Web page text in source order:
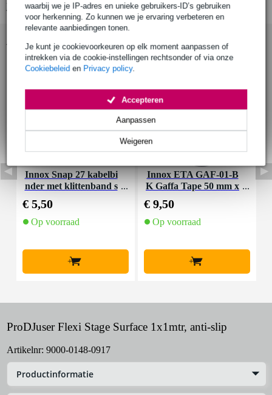
waarbij we je IP-adres en unieke gebruikers-ID’s gebruiken
voor herkenning. Zo kunnen we je ervaring verbeteren en
relevante aanbiedingen tonen.
Je kunt je cookievoorkeuren op elk moment aanpassen of
intrekken via de cookie-instellingen rechtsonder of via onze
Cookiebeleid en Privacy policy.
Weigeren
Aanpassen
Accepteren
Bekijk alle productspecificaties
Accessoires (9)
Innox Snap 27 kabelbi
nder met klittenband s
€ 5,50
Op voorraad
+
Innox ETA GAF-01-B
K Gaffa Tape 50 mm x
€ 9,50
Op voorraad
+
ProDJuser Flexi Stage Surface 1x1mtr, anti-slip
Artikelnr: 9000-0148-0917
Productinformatie